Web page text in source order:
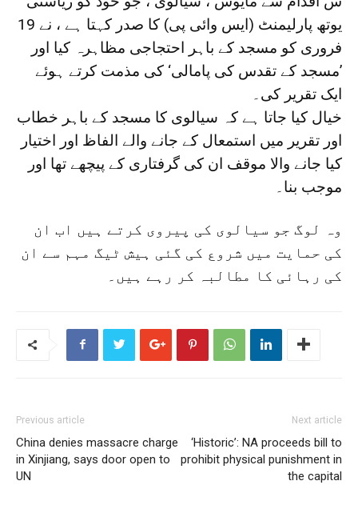
یوتھ پارلیمنٹ (ایس وائی پی) کا صدر کہتا ہے ، نے 19
فروری کو مسجد کے باہر احتجاجی مظاہرہ کیا اور
’مسجد کے تقدس کی پامالی‘ کی مذمت کرتے ہوئے
ایک تقریر کی۔
خیال کیا جاتا ہے کہ سیالوی کا مسجد کے باہر خطاب
اور تقریر میں استمعال کے جانے والے الفاظ اور اختیار
کیا جانے والا موقف ان کی گرفتاری کے پیچھے تھا اور
موجب بنا۔
وہ لوگ جو سیالوی کی پیروی کرتے ہیں اب ان
کی حمایت میں شروع کی گئی ہیش ٹیگ مہم سے ان
کی رہائی کا مطالبہ کر رہے ہیں۔
Previous article
China denies massacre charge
in Xinjiang, says door open to
UN
Next article
‘Historic’: NA proceeds bill to
prohibit physical punishment in
the capital